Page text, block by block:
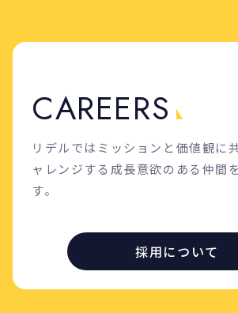
CAREERS
リデルではミッションと価値観に
ャレンジする成長意欲のある仲間
す。
採用について